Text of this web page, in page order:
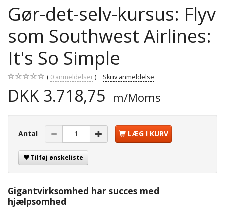
Gør-det-selv-kursus: Flyv
som Southwest Airlines:
It's So Simple
0 anmeldelser Skriv anmeldelse
DKK 3.718,75 m/Moms
Antal LÆG I KURV
Tilføj ønskeliste
Gigantvirksomhed har succes med
hjælpsomhed